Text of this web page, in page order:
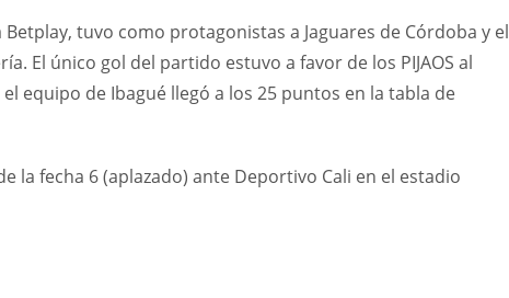
tuvo como protagonistas a Jaguares de Córdoba y el
El único gol del partido estuvo a favor de los PIJAOS al
equipo de Ibagué llegó a los 25 puntos en la tabla de
la fecha 6 (aplazado) ante Deportivo Cali en el estadio